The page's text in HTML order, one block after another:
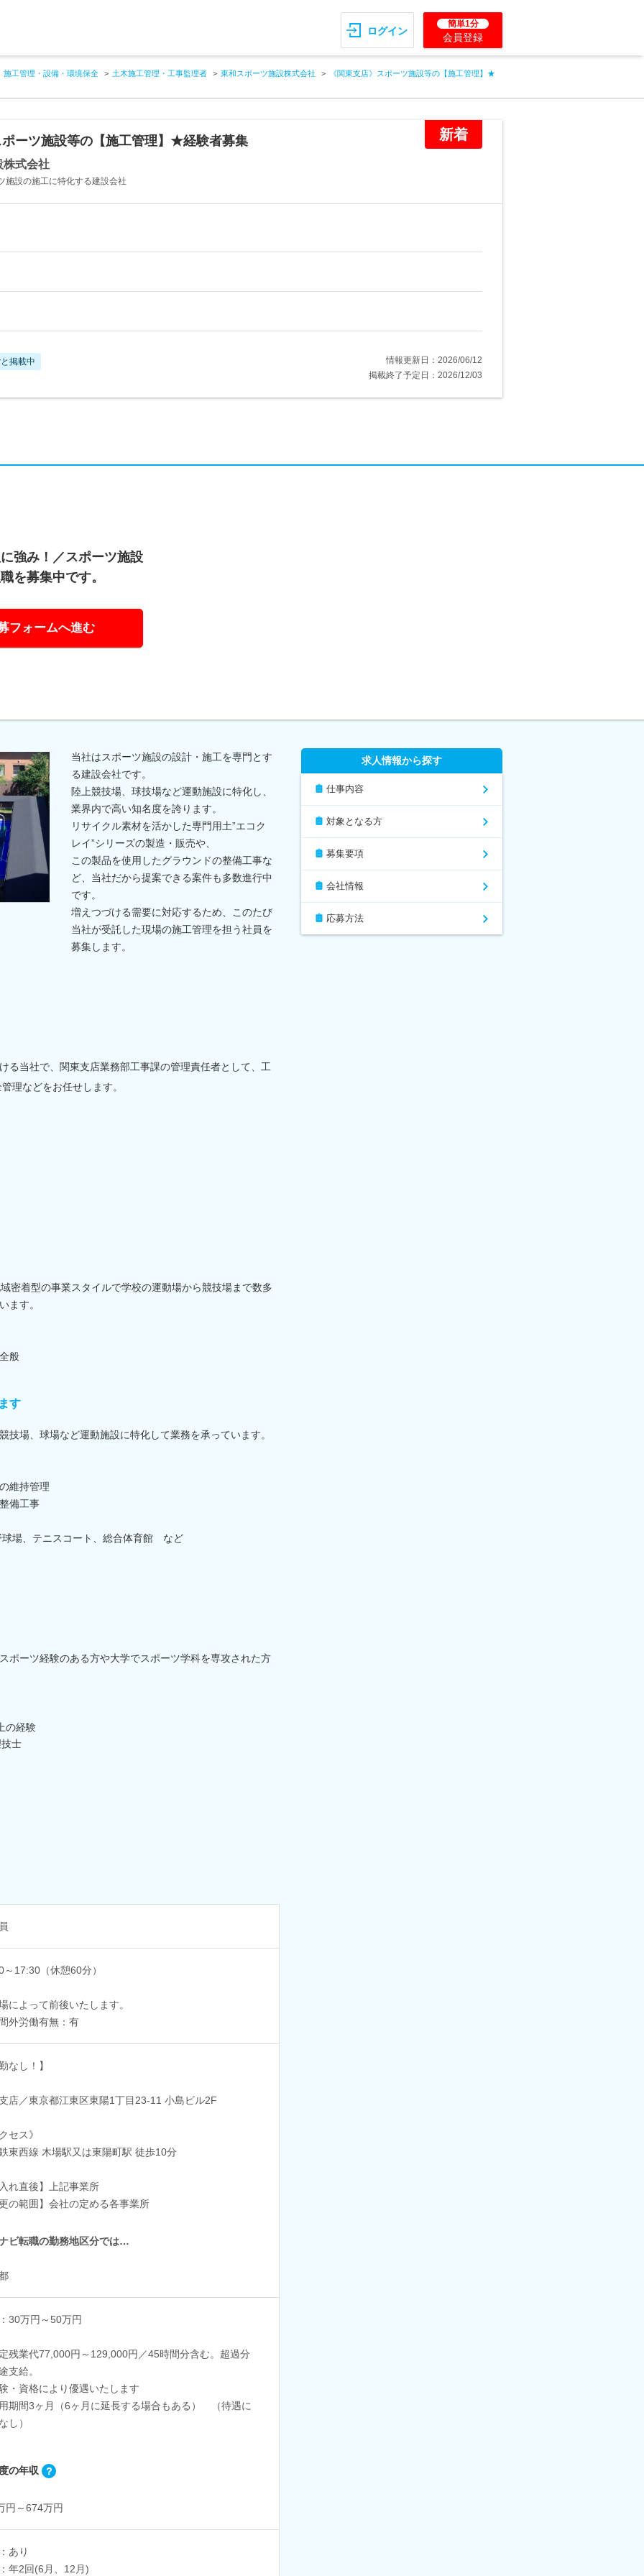
ログイン
簡単1分
会員登録
施工管理・設備・環境保全 土木施工管理・工事監理者 東和スポーツ施設株式会社 《関東支店》スポーツ施設等の【施工管理】★
新着
ーツ施設等の【施工管理】★経験者募集
株式会社
施設の施工に特化する建設会社
掲載中
情報更新日：2026/06/12
掲載終了予定日：2026/12/03
強み！／スポーツ施設
を募集中です。
フォームへ進む
当社はスポーツ施設の設計・施工を専門とす
る建設会社です。
陸上競技場、球技場など運動施設に特化し、
業界内で高い知名度を誇ります。
リサイクル素材を活かした専門用土”エコク
レイ”シリーズの製造・販売や、
この製品を使用したグラウンドの整備工事な
ど、当社だから提案できる案件も多数進行中
です。
増えつづける需要に対応するため、このたび
当社が受託した現場の施工管理を担う社員を
募集します。
る当社で、関東支店業務部工事課の管理責任者として、工
理などをお任せします。
密着型の事業スタイルで学校の運動場から競技場まで数多
ます。
般
す
技場、球場など運動施設に特化して業務を承っています。
維持管理
備工事
場、テニスコート、総合体育館 など
ポーツ経験のある方や大学でスポーツ学科を専攻された方
の経験
士
～17:30（休憩60分）
によって前後いたします。
外労働有無：有
なし！】
店／東京都江東区東陽1丁目23-11 小島ビル2F
セス》
東西線 木場駅又は東陽町駅 徒歩10分
れ直後】上記事業所
の範囲】会社の定める各事業所
ビ転職の勤務地区分では…
30万円～50万円
残業代77,000円～129,000円／45時間分含む。超過分
支給。
・資格により優遇いたします
期間3ヶ月（6ヶ月に延長する場合もある） （待遇に
し）
の年収
円～674万円
あり
年2回(6月、12月)
求人情報から探す
仕事内容
対象となる方
募集要項
会社情報
応募方法